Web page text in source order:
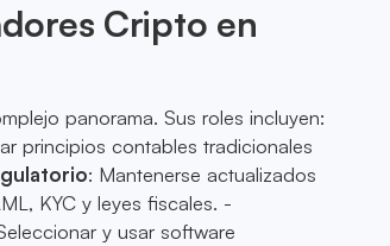
Cripto en
panorama. Sus roles incluyen:
principios contables tradicionales
: Mantenerse actualizados
KYC y leyes fiscales. -
y usar software